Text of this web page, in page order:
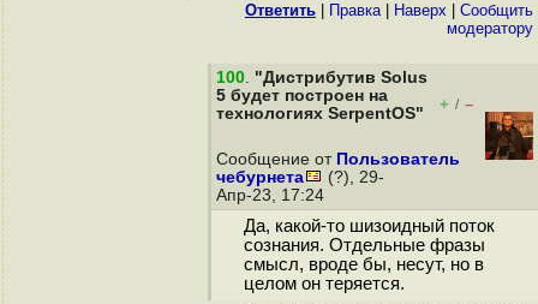
Ответить Правка| Наверх
Cообщить
модератору
100. "Дистрибутив Solus
5 будет построен на
технологиях SerpentOS"
+ / –
Сообщение от Пользователь
чебурнета
(?), 29-
Апр-23, 17:24
Да, какой-то шизоидный поток
сознания. Отдельные фразы
смысл, вроде бы, несут, но в
целом он теряется.